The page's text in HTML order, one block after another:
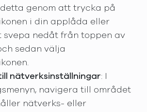
genom att trycka på
i din applåda eller
svepa nedåt från toppen av
sedan välja
nätverksinställningar: I
navigera till området
nätverks- eller